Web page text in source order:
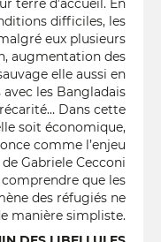
terre d’accueil. En
difficiles, les
eux plusieurs
augmentation des
elle aussi en
avec les Bangladais
Dans cette
soit économique,
comme l’enjeu
Gabriele Cecconi
que les
des réfugiés ne
manière simpliste.